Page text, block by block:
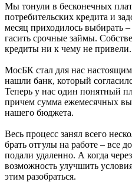
Мы тонули в бесконечных
потребительских кредита и
месяц приходилось выбирать
гасить срочные займы.
кредиты ни к чему не привели.
МосБК стал для нас
нашли банк, который
Теперь у нас один понятный
причем сумма ежемесячных
нашего бюджета.
Весь процесс занял всего
брать отгулы на работе – все
подали удаленно. А когда
возможность улучшить
этим разобраться.